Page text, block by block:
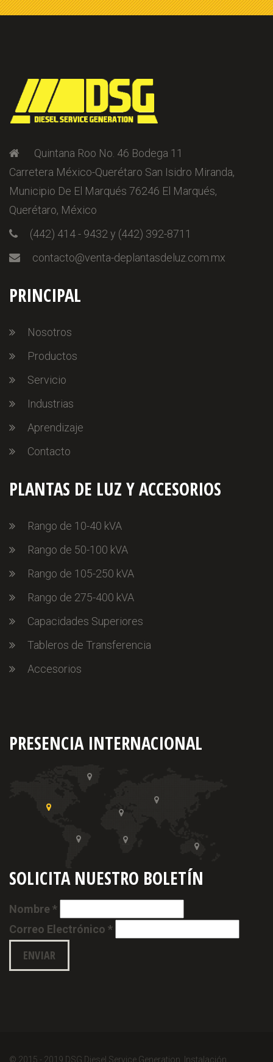
Quintana Roo No. 46 Bodega 11
Carretera México-Querétaro San Isidro Miranda,
Municipio De El Marqués 76246 El Marqués,
Querétaro, México
(442) 414 - 9432 y (442) 392-8711
contacto@venta-deplantasdeluz.com.mx
PRINCIPAL
Nosotros
Productos
Servicio
Industrias
Aprendizaje
Contacto
PLANTAS DE LUZ Y ACCESORIOS
Rango de 10-40 kVA
Rango de 50-100 kVA
Rango de 105-250 kVA
Rango de 275-400 kVA
Capacidades Superiores
Tableros de Transferencia
Accesorios
PRESENCIA INTERNACIONAL
SOLICITA NUESTRO BOLETÍN
Nombre *
Correo Electrónico *
© 2015 - 2019 DSG Diesel Service Generation. Instalación,